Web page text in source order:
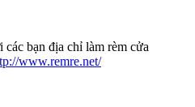
các bạn địa chỉ làm rèm cửa
www.remre.net/